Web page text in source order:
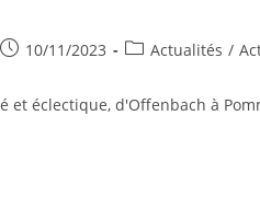
Publication
10/11/2023
PostActualités /
et éclectique, d'Offenbach à